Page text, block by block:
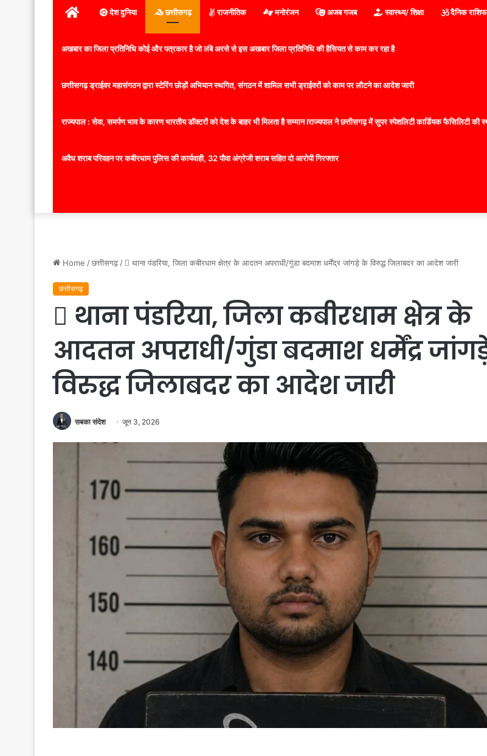
होम देश दुनिया छत्तीसगढ़ राजनीतिक मनोरंजन अजब गजब स्वास्थ्य/ शिक्षा दैनिक
अखबार का जिला प्रतिनिधि कोई और पत्रकार है जो लंबे अरसे से इस अखबार जिला प्रतिनिधि की हैसियत से काम कर रहा है
छत्तीसगढ़ ड्राईवर महासंगठन द्वारा स्टेरिंग छोड़ों अभियान स्थगित, संगठन में शामिल सभी ड्राईवरों को काम पर लौटने का आदेश जारी
राज्यपाल : सेवा, समर्पण भाव के कारण भारतीय डॉक्टरों को देश के बाहर भी मिलता है सम्मान lराज्यपाल ने छत्तीसगढ़ में सुपर स्पेशलिटी कार्डियक फैसिलिटी
अवैध शराब परिवहन पर कबीरधाम पुलिस की कार्यवाही, 32 पौवा अंग्रेजी शराब सहित दो आरोपी गिरफ्तार
Home /छत्तीसगढ़ /  थाना पंडरिया, जिला कबीरधाम क्षेत्र के आदतन अपराधी/गुंडा बदमाश धर्मेंद्र जांगड़े के विरुद्ध जिलाबदर का आदेश जारी
छत्तीसगढ़
 थाना पंडरिया, जिला कबीरधाम क्षेत्र के
आदतन अपराधी/गुंडा बदमाश धर्मेंद्र
विरुद्ध जिलाबदर का आदेश जारी
सबका संदेश जून 3, 2026